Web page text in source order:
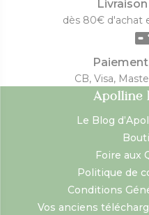
dès 80€ d'achat
CB, Visa,
Apolline
Le Blog
Foire aux
Politique de
Conditions
Vos anciens